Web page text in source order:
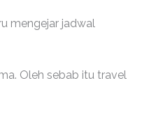
mengejar jadwal
Oleh sebab itu travel